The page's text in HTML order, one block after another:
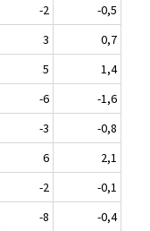
-2
-0,5
3
0,7
5
1,4
-6
-1,6
-3
-0,8
6
2,1
-2
-0,1
-8
-0,4